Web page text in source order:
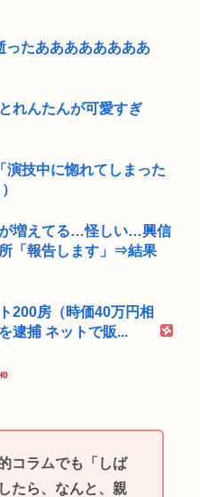
ったああああああああ
れんたんが可愛すぎ
演技中に惚れてしまった
増えてる…怪しい…興信
「報告します」⇒結果
200房（時価40万円相
逮捕 ネットで販...
コラムでも「しば
たら、なんと、親